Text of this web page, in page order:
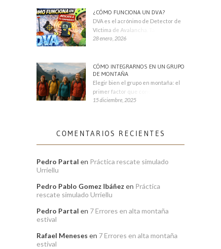
¿CÓMO FUNCIONA UN DVA?
DVA es el acrónimo de Detector de
Víctima de Avalancha. También se
28 enero, 2026
CÓMO INTEGRARNOS EN UN GRUPO
DE MONTAÑA
Elegir bien el grupo en montaña: el
primer factor que condiciona tu
15 diciembre, 2025
COMENTARIOS RECIENTES
Pedro Partal en Práctica rescate simulado
Urriellu
Pedro Pablo Gomez Ibáñez en Práctica
rescate simulado Urriellu
Pedro Partal en 7 Errores en alta montaña
estival
Rafael Meneses en 7 Errores en alta montaña
estival